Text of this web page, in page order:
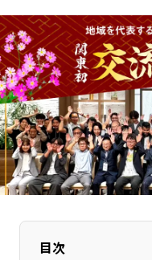
栃木エリア
埼玉エリア
東京23区エリア
神奈川エリア
富山エリア
福井エリア
長野エリア
静岡エリア
目次